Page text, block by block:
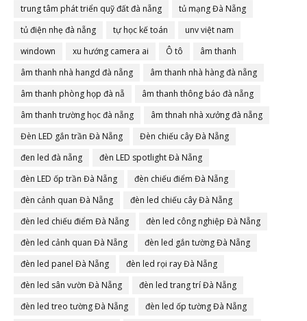
trung tâm phát triển quỹ đất đà nẵng
tủ mạng Đà Nẵng
tủ điện nhẹ đà nẵng
tự học kế toán
unv việt nam
windown
xu hướng camera ai Ô tô
âm thanh
âm thanh nhà hangd đà nẵng
âm thanh nhà hàng đà nẵng
âm thanh phòng họp đà nẵ
âm thanh thông báo đà nẵng
âm thanh trường học đà nẵng
âm thnah nhà xưởng đà nẵng
Đèn LED gắn trần Đà Nẵng
Đèn chiếu cây Đà Nẵng
đen led đà nẵng
đèn LED spotlight Đà Nẵng
đèn LED ốp trần Đà Nẵng
đèn chiếu điểm Đà Nẵng
đèn cảnh quan Đà Nẵng
đèn led chiếu cây Đà Nẵng
đèn led chiếu điểm Đà Nẵng
đèn led công nghiệp Đà Nẵng
đèn led cảnh quan Đà Nẵng
đèn led gắn tường Đà Nẵng
đèn led panel Đà Nẵng
đèn led rọi ray Đà Nẵng
đèn led sân vườn Đà Nẵng
đèn led trang trí Đà Nẵng
đèn led treo tường Đà Nẵng
đèn led ốp tường Đà Nẵng